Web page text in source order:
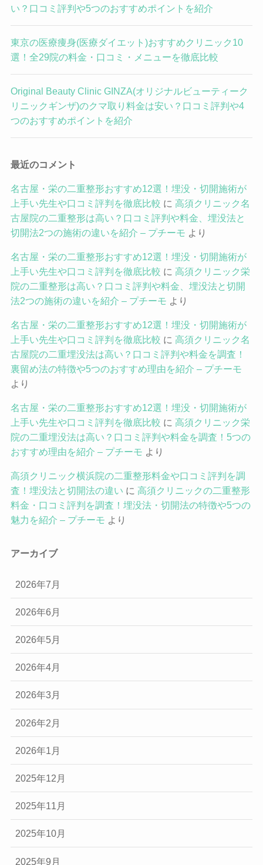
い？口コミ評判や5つのおすすめポイントを紹介
東京の医療痩身(医療ダイエット)おすすめクリニック10
選！全29院の料金・口コミ・メニューを徹底比較
Original Beauty Clinic GINZA(オリジナルビューティーク
リニックギンザ)のクマ取り料金は安い？口コミ評判や4
つのおすすめポイントを紹介
最近のコメント
名古屋・栄の二重整形おすすめ12選！埋没・切開施術が
上手い先生や口コミ評判を徹底比較 に 高須クリニック名
古屋院の二重整形は高い？口コミ評判や料金、埋没法と
切開法2つの施術の違いを紹介 – プチーモ より
名古屋・栄の二重整形おすすめ12選！埋没・切開施術が
上手い先生や口コミ評判を徹底比較 に 高須クリニック栄
院の二重整形は高い？口コミ評判や料金、埋没法と切開
法2つの施術の違いを紹介 – プチーモ より
名古屋・栄の二重整形おすすめ12選！埋没・切開施術が
上手い先生や口コミ評判を徹底比較 に 高須クリニック名
古屋院の二重埋没法は高い？口コミ評判や料金を調査！
裏留め法の特徴や5つのおすすめ理由を紹介 – プチーモ
より
名古屋・栄の二重整形おすすめ12選！埋没・切開施術が
上手い先生や口コミ評判を徹底比較 に 高須クリニック栄
院の二重埋没法は高い？口コミ評判や料金を調査！5つの
おすすめ理由を紹介 – プチーモ より
高須クリニック横浜院の二重整形料金や口コミ評判を調
査！埋没法と切開法の違い に 高須クリニックの二重整形
料金・口コミ評判を調査！埋没法・切開法の特徴や5つの
魅力を紹介 – プチーモ より
アーカイブ
2026年7月
2026年6月
2026年5月
2026年4月
2026年3月
2026年2月
2026年1月
2025年12月
2025年11月
2025年10月
2025年9月